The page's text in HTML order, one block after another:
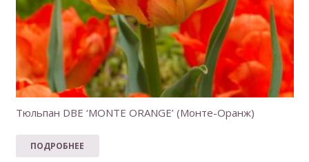
Тюльпан DBE ‘MONTE ORANGE’ (Монте-Оранж)
ПОДРОБНЕЕ